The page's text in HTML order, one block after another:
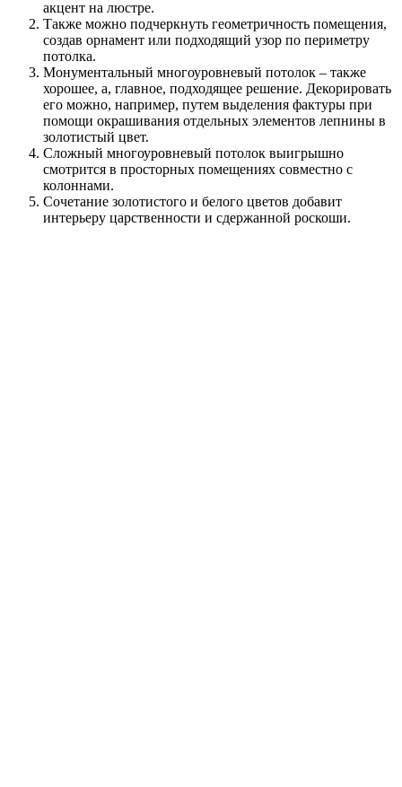
акцент на люстре.
Также можно подчеркнуть геометричность помещения,
создав орнамент или подходящий узор по периметру
потолка.
Монументальный многоуровневый потолок – также
хорошее, а, главное, подходящее решение. Декорировать
его можно, например, путем выделения фактуры при
помощи окрашивания отдельных элементов лепнины в
золотистый цвет.
Сложный многоуровневый потолок выигрышно
смотрится в просторных помещениях совместно с
колоннами.
Сочетание золотистого и белого цветов добавит
интерьеру царственности и сдержанной роскоши.